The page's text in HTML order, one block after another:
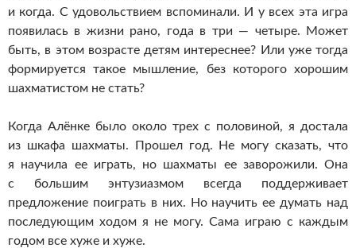
и когда. С удовольствием вспоминали. И у всех эта игра
появилась в жизни рано, года в три — четыре. Может
быть, в этом возрасте детям интереснее? Или уже тогда
формируется такое мышление, без которого хорошим
шахматистом не стать?
Когда Алёнке было около трех с половиной, я достала
из шкафа шахматы. Прошел год. Не могу сказать, что
я научила ее играть, но шахматы ее заворожили. Она
с большим энтузиазмом всегда поддерживает
предложение поиграть в них. Но научить ее думать над
последующим ходом я не могу. Сама играю с каждым
годом все хуже и хуже.